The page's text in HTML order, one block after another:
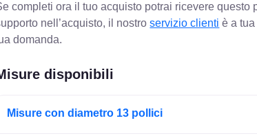
completi ora il tuo acquisto potrai ricevere questo
nell’acquisto, il nostroservizio clienti è a
domanda.
disponibili
Misure con diametro 13 pollici